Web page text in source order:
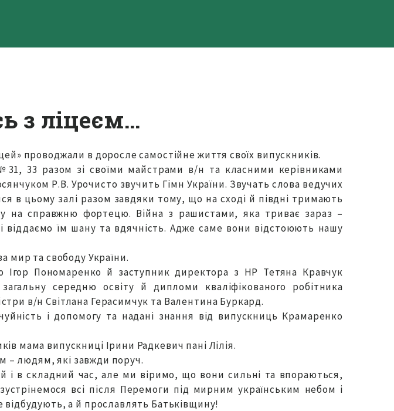
з ліцеєм…
проводжали в доросле самостійне життя своїх випускників.
33 разом зі своїми майстрами в/н та класними керівниками
Р.В. Урочисто звучить Гімн України. Звучать слова ведучих
цьому залі разом завдяки тому, що на сході й півдні тримають
на справжню фортецю. Війна з рашистами, яка триває зараз –
віддаємо їм шану та вдячність. Адже саме вони відстоюють нашу
мир та свободу України.
Ігор Пономаренко й заступник директора з НР Тетяна Кравчук
середню освіту й дипломи кваліфікованого робітника
в/н Світлана Герасимчук та Валентина Буркард.
і допомогу та надані знання від випускниць Крамаренко
мама випускниці Ірини Радкевич пані Лілія.
– людям, які завжди поруч.
і в складний час, але ми віримо, що вони сильні та впораються,
всі після Перемоги під мирним українським небом і
а й прославлять Батьківщину!